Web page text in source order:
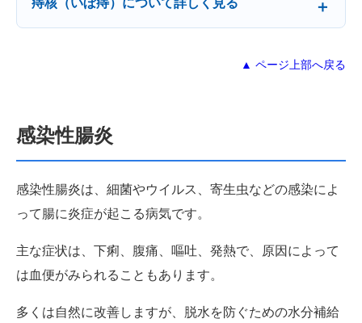
痔核（いぼ痔）について詳しく見る
▲ ページ上部へ戻る
感染性腸炎
感染性腸炎は、細菌やウイルス、寄生虫などの感染によ
って腸に炎症が起こる病気です。
主な症状は、下痢、腹痛、嘔吐、発熱で、原因によって
は血便がみられることもあります。
多くは自然に改善しますが、脱水を防ぐための水分補給